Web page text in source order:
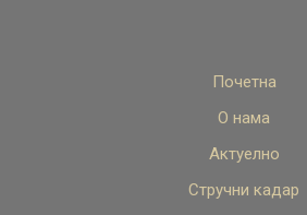
Почетна
О нама
Актуелно
Стручни кадар